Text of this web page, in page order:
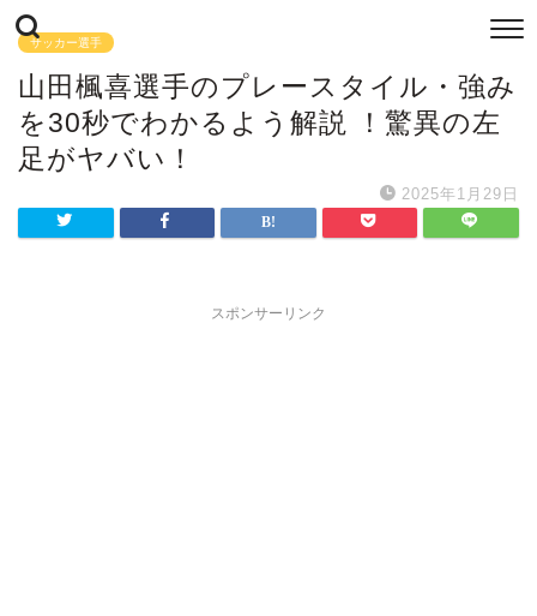
サッカー選手
山田楓喜選手のプレースタイル・強み
を30秒でわかるよう解説 ！驚異の左
足がヤバい！
2025年1月29日
スポンサーリンク